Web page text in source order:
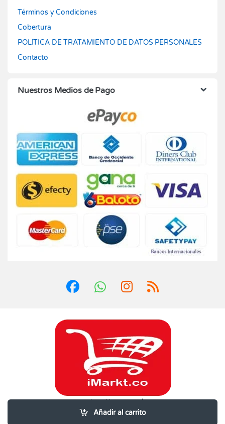
Añadir al carrito
Términos y Condiciones
Cobertura
POLÍTICA DE TRATAMIENTO DE DATOS PERSONALES
Contacto
Nuestros Medios de Pago
¿Dudas? Llámanos 24/7!
3202600995